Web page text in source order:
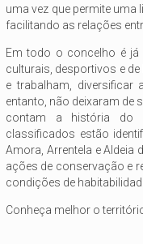
uma vez que permite uma
facilitando as relações
Em todo o concelho é já
culturais, desportivos e de
e trabalham,
entanto, não deixaram de
contam a história do
classificados estão
Amora, Arrentela e Aldeia
ações de conservação e
condições de
Conheça melhor o